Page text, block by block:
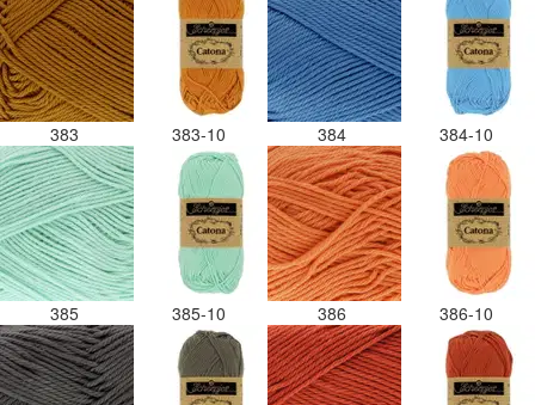
383 383-10 384 384-10
385 385-10 386 386-10